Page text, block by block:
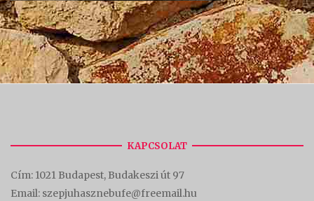
KAPCSOLAT
Cím: 1021 Budapest, Budakeszi út 97
Email: szepjuhasznebufe@freemail.hu